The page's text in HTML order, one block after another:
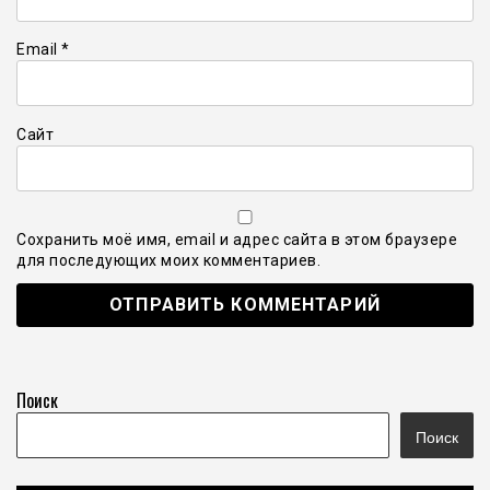
Email *
Сайт
Сохранить моё имя, email и адрес сайта в этом браузере
для последующих моих комментариев.
Поиск
Поиск